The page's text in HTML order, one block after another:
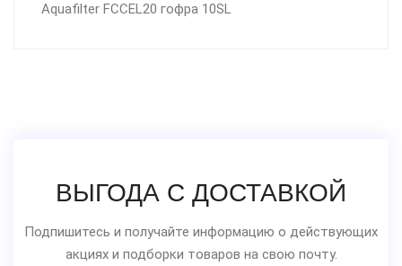
Aquafilter FCCEL20 гофра 10SL
ВЫГОДА С ДОСТАВКОЙ
Подпишитесь и получайте информацию о действующих
акциях и подборки товаров на свою почту.